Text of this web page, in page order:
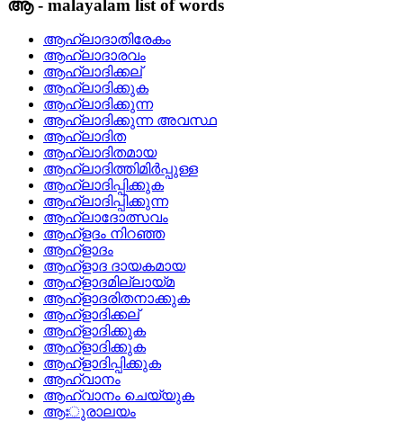
ആ- malayalam list of words
ആഹ്ലാദാതിരേകം
ആഹ്ലാദാരവം
ആഹ്ലാദിക്കല്
ആഹ്ലാദിക്കുക
ആഹ്ലാദിക്കുന്ന
ആഹ്ലാദിക്കുന്ന അവസ്ഥ
ആഹ്ലാദിത
ആഹ്ലാദിതമായ
ആഹ്ലാദിത്തിമിര്‍പ്പുള്ള
ആഹ്ലാദിപ്പിക്കുക
ആഹ്ലാദിപ്പിക്കുന്ന
ആഹ്ലാദോത്സവം
ആഹ്‌ളദം നിറഞ്ഞ
ആഹ്‌ളാദം
ആഹ്‌ളാദ ദായകമായ
ആഹ്‌ളാദമില്ലായ്‌മ
ആഹ്‌ളാദരിതനാക്കുക
ആഹ്‌ളാദിക്കല്
ആഹ്ളാദിക്കുക
ആഹ്‌ളാദിക്കുക
ആഹ്‌ളാദിപ്പിക്കുക
ആഹ്വാനം
ആഹ്വാനം ചെയ്യുക
ആഃുരാലയം